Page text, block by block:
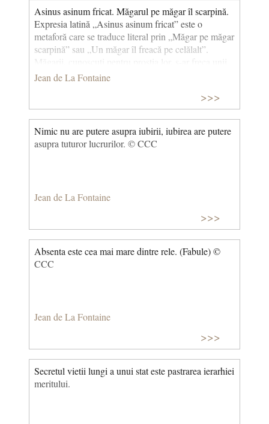
Asinus asinum fricat. Măgarul pe măgar îl scarpină.
Expresia latină „Asinus asinum fricat” este o
metaforă care se traduce literal prin „Măgar pe măgar
scarpină” sau „Un măgar îl freacă pe celălalt”.
Măgarii, cunoscuți pentru prostia lor, s-ar freca unii
de alții atunci când se recunosc sau pentru a-și calma
care se întâlnesc ar avea tendința să-și facă reciproc
complimente, să se felicite reciproc. Această expresie
este adesea folosită pentru a descrie o situație în care
doi oameni se măgulesc reciproc sau își aduc
reciproc laude în public, fără nicio bază reală, pentru
privința calităților pe care nu le posedă.
Jean de La Fontaine
>>>
Nimic nu are putere asupra iubirii, iubirea are putere
asupra tuturor lucrurilor. © CCC
Jean de La Fontaine
>>>
Absenta este cea mai mare dintre rele. (Fabule) ©
CCC
Jean de La Fontaine
>>>
Secretul vietii lungi a unui stat este pastrarea ierarhiei
meritului.